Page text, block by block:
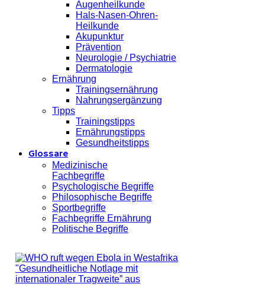
Augenheilkunde
Hals-Nasen-Ohren-
Heilkunde
Akupunktur
Prävention
Neurologie / Psychiatrie
Dermatologie
Ernährung
Trainingsernährung
Nahrungsergänzung
Tipps
Trainingstipps
Ernährungstipps
Gesundheitstipps
Glossare
Medizinische
Fachbegriffe
Psychologische Begriffe
Philosophische Begriffe
Sportbegriffe
Fachbegriffe Ernährung
Politische Begriffe